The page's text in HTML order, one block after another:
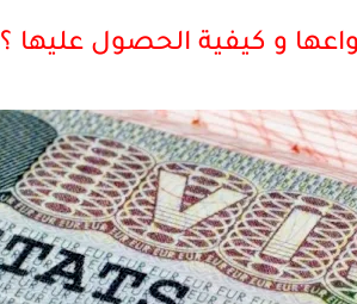
و كيفية الحصول عليها ؟